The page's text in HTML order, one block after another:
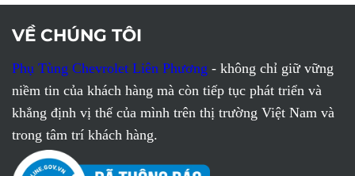
VỀ CHÚNG TÔI
Phụ Tùng Chevrolet Liên Phương - không chỉ giữ vững
niềm tin của khách hàng mà còn tiếp tục phát triển và
khẳng định vị thế của mình trên thị trường Việt Nam và
trong tâm trí khách hàng.